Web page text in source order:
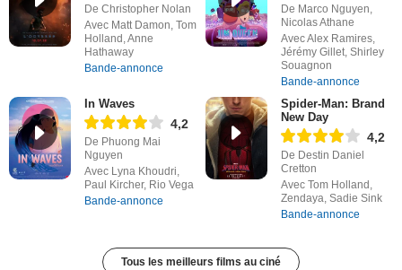
De Christopher Nolan
Avec Matt Damon, Tom
Holland, Anne
Hathaway
Bande-annonce
De Marco Nguyen,
Nicolas Athane
Avec Alex Ramires,
Jérémy Gillet, Shirley
Souagnon
Bande-annonce
In Waves
4,2
De Phuong Mai
Nguyen
Avec Lyna Khoudri,
Paul Kircher, Rio Vega
Bande-annonce
Spider-Man: Brand
New Day
4,2
De Destin Daniel
Cretton
Avec Tom Holland,
Zendaya, Sadie Sink
Bande-annonce
Tous les meilleurs films au ciné